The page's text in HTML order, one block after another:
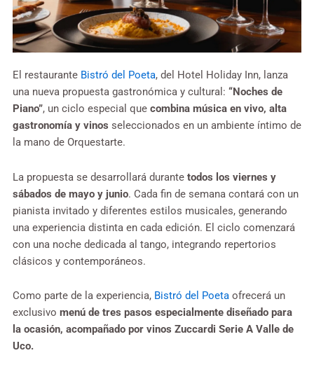
El restaurante Bistró del Poeta, del Hotel Holiday Inn, lanza
una nueva propuesta gastronómica y cultural: “Noches de
Piano”, un ciclo especial que combina música en vivo, alta
gastronomía y vinos seleccionados en un ambiente íntimo de
la mano de Orquestarte.
La propuesta se desarrollará durante todos los viernes y
sábados de mayo y junio. Cada fin de semana contará con un
pianista invitado y diferentes estilos musicales, generando
una experiencia distinta en cada edición. El ciclo comenzará
con una noche dedicada al tango, integrando repertorios
clásicos y contemporáneos.
Como parte de la experiencia, Bistró del Poeta ofrecerá un
exclusivo menú de tres pasos especialmente diseñado para
la ocasión, acompañado por vinos Zuccardi Serie A Valle de
Uco.